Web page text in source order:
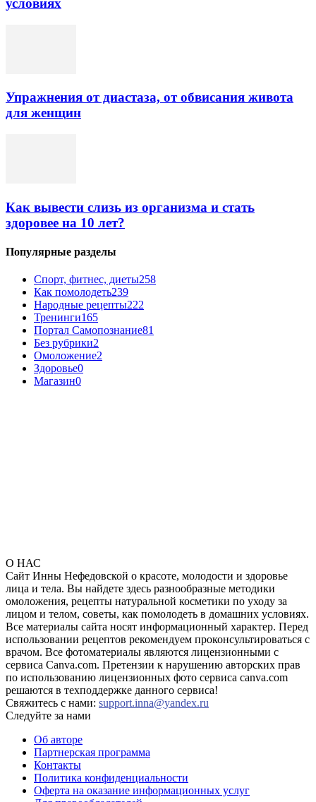
условиях
Упражнения от диастаза, от обвисания живота
для женщин
Как вывести слизь из организма и стать
здоровее на 10 лет?
Популярные разделы
Спорт, фитнес, диеты258
Как помолодеть239
Народные рецепты222
Тренинги165
Портал Самопознание81
Без рубрики2
Омоложение2
Здоровье0
Магазин0
О НАС
Сайт Инны Нефедовской о красоте, молодости и здоровье
лица и тела. Вы найдете здесь разнообразные методики
омоложения, рецепты натуральной косметики по уходу за
лицом и телом, советы, как помолодеть в домашних условиях.
Все материалы сайта носят информационный характер. Перед
использовании рецептов рекомендуем проконсультироваться с
врачом. Все фотоматериалы являются лицензионными с
сервиса Canva.com. Претензии к нарушению авторских прав
по использованию лицензионных фото сервиса canva.com
решаются в техподдержке данного сервиса!
Свяжитесь с нами: support.inna@yandex.ru
Следуйте за нами
Об авторе
Партнерская программа
Контакты
Политика конфиденциальности
Оферта на оказание информационных услуг